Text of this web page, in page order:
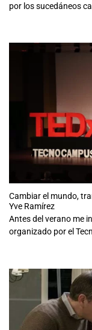
por los sucedáneos
Cambiar el mundo,
Yve Ramírez
Antes del verano me
organizado por el